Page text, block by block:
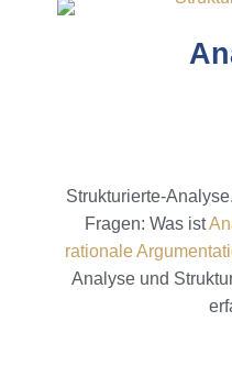
Strukturierte-
Fragen: Was ist
rationale
Analyse und